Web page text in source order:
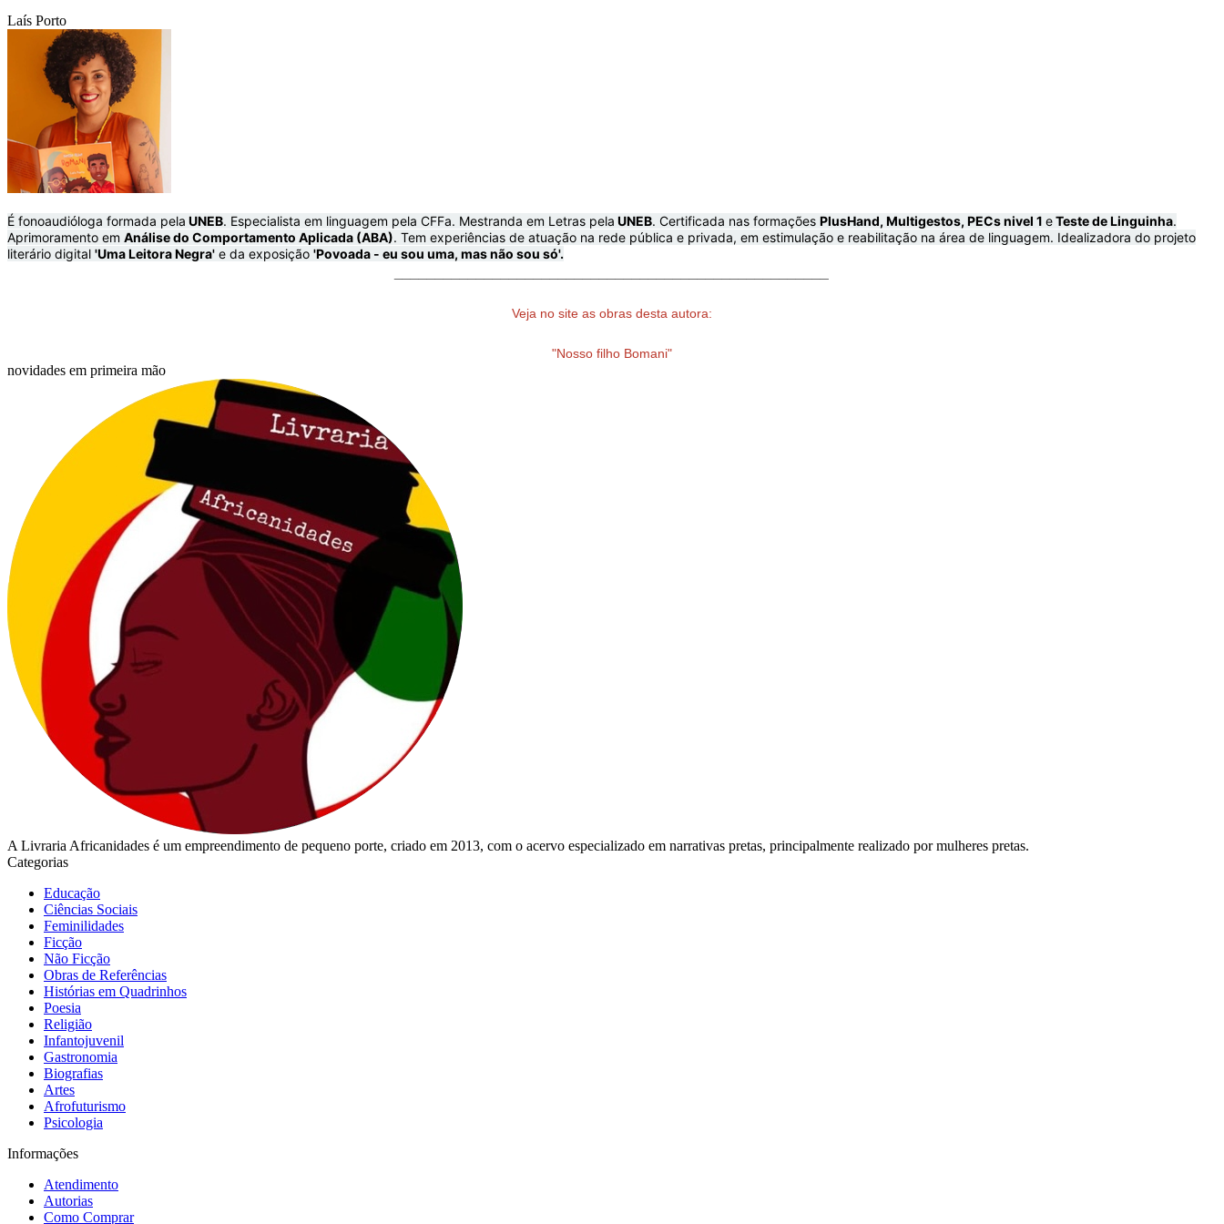
Laís Porto
É fonoaudióloga formada pela UNEB. Especialista em linguagem pela CFFa. Mestranda em Letras pela UNEB. Certificada nas formações PlusHand, Multigestos, PECs nivel 1 eTeste de Linguinha.
Aprimoramento em Análise do Comportamento Aplicada (ABA). Tem experiências de atuação na rede pública e privada, em estimulação e reabilitação na área de linguagem. Idealizadora do projeto
literário digital 'Uma Leitora Negra' e da exposição 'Povoada - eu sou uma, mas não sou só'.
Veja no site as obras desta autora:
"Nosso filho Bomani"
novidades em primeira mão
A Livraria Africanidades é um empreendimento de pequeno porte, criado em 2013, com o acervo especializado em narrativas pretas, principalmente realizado por mulheres pretas.
Categorias
Educação
Ciências Sociais
Feminilidades
Ficção
Não Ficção
Obras de Referências
Histórias em Quadrinhos
Poesia
Religião
Infantojuvenil
Gastronomia
Biografias
Artes
Afrofuturismo
Psicologia
Informações
Atendimento
Autorias
Como Comprar